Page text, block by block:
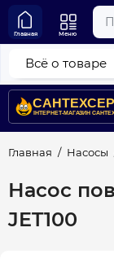
Главная Меню
Главная Насосы
Насос
JET100
Всё о товаре